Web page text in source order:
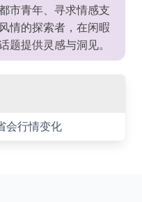
市青年、寻求情感支
情的探索者，在闲暇
题提供灵感与洞见。
会行情变化